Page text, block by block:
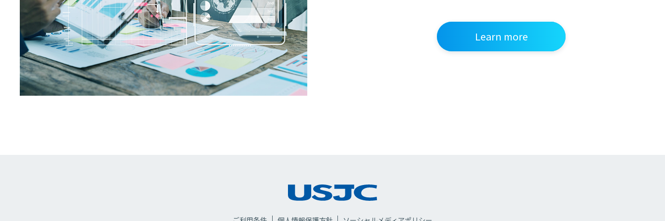
Learn more